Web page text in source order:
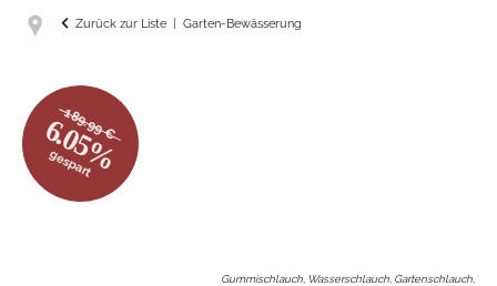
Zurück zur Liste Garten-Bewässerung
189.99 €
6.05%
gespart
Gummischlauch, Wasserschlauch, Gartenschlauch,